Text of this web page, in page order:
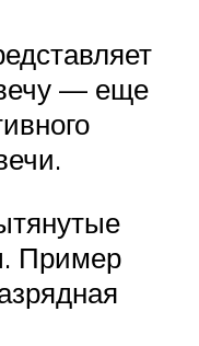
— еще
Пример